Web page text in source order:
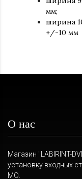
мм;
ширина
+/-10 мм
О нас
Магазин "LABIRINT-
установку входных
МО.